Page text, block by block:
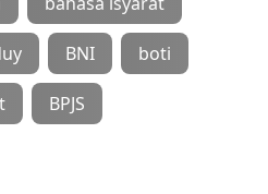
BNI boti
BPJS